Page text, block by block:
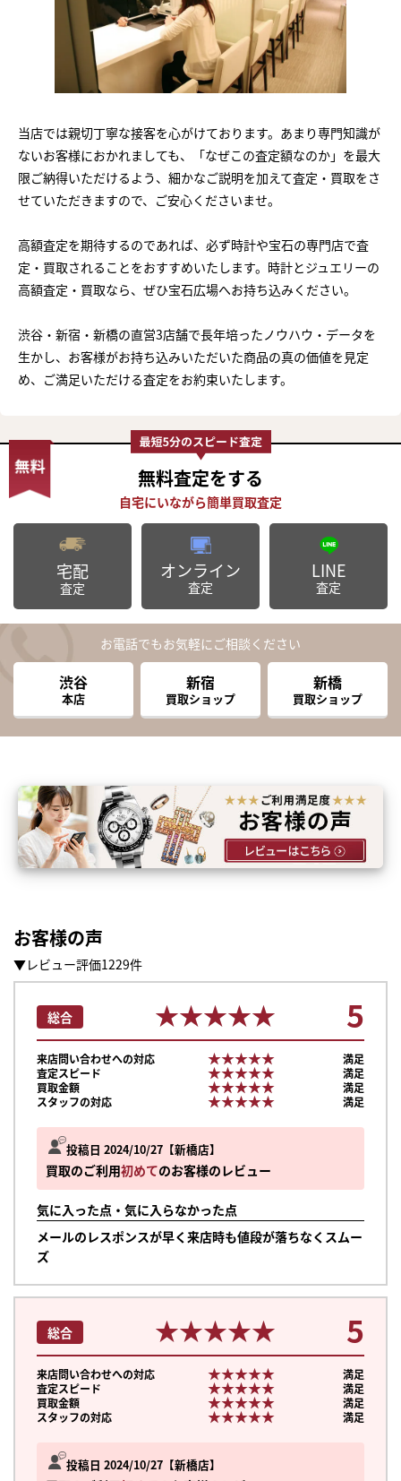
当店では親切丁寧な接客を心がけております。あまり専門知識が
ないお客様におかれましても、「なぜこの査定額なのか」を最大
限ご納得いただけるよう、細かなご説明を加えて査定・買取をさ
せていただきますので、ご安心くださいませ。
高額査定を期待するのであれば、必ず時計や宝石の専門店で査
定・買取されることをおすすめいたします。時計とジュエリーの
高額査定・買取なら、ぜひ宝石広場へお持ち込みください。
渋谷・新宿・新橋の直営3店舗で長年培ったノウハウ・データを
生かし、お客様がお持ち込みいただいた商品の真の価値を見定
め、ご満足いただける査定をお約束いたします。
無料査定をする
宅配
査定
オンライン
査定
LINE
査定
お電話でもお気軽にご相談ください
渋谷
本店
新宿
買取ショップ
新橋
買取ショップ
お客様の声
▼レビュー評価1229件
投稿日 2024/10/27 新橋店
買取のご利用初めてのお客様のレビュー
気に入った点・気に入らなかった点
メールのレスポンスが早く来店時も値段が落ちなくスムー
ズ
総合 ★★★★★
★★★★★ 5
来店問い合わせへの対応 ★★★★★
★★★★★
満足
査定スピード
★★★★★
★★★★★
満足
買取金額
★★★★★
★★★★★
満足
スタッフの対応
★★★★★
★★★★★ 満足
投稿日 2024/10/27 新橋店
総合 ★★★★★
★★★★★ 5
来店問い合わせへの対応 ★★★★★
★★★★★
満足
査定スピード
★★★★★
★★★★★
満足
買取金額
★★★★★
★★★★★
満足
スタッフの対応
★★★★★
★★★★★ 満足